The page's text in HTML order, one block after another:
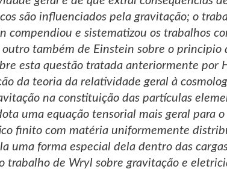
são influenciados pela gravitação; o
e sistematizou os trabalhos
também de Einstein sobre o principio
esta questão tratada anteriormente por
da teoria da relatividade geral à
na constituição das partículas
uma equação tensorial mais geral para
finito com matéria uniformemente
uma forma especial dela dentro das
de Wryl sobre gravitação e